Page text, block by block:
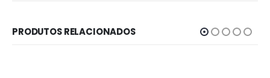
PRODUTOS RELACIONADOS